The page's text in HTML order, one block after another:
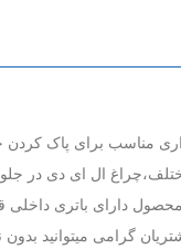
ال ای دی در
گرامی میتوانید